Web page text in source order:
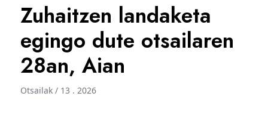
Zuhaitzen landaketa
egingo dute otsailaren
28an, Aian
Otsailak / 13 . 2026